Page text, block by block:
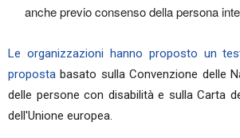
anche previo consenso della persona
Le organizzazioni hanno proposto un
proposta basato sulla Convenzione delle
delle persone con disabilità e sulla Carta
dell'Unione europea.